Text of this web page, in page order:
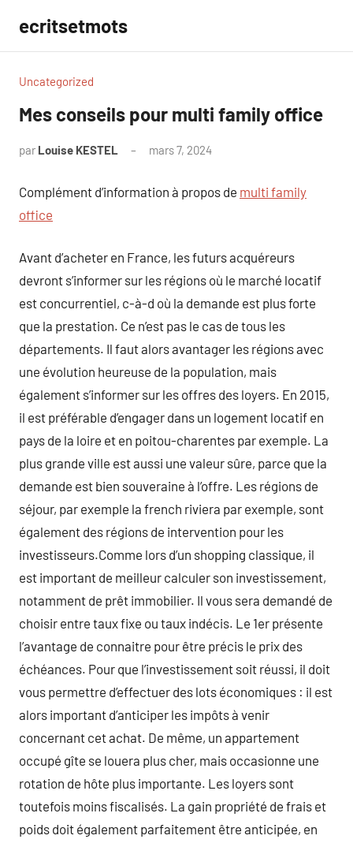
contenu
ecritsetmots
Uncategorized
Mes conseils pour multi family office
par Louise KESTEL mars 7, 2024
Complément d’information à propos de multi family
office
Avant d’acheter en France, les futurs acquéreurs
devront s’informer sur les régions où le marché locatif
est concurrentiel, c-à-d où la demande est plus forte
que la prestation. Ce n’est pas le cas de tous les
départements. Il faut alors avantager les régions avec
une évolution heureuse de la population, mais
également s’informer sur les offres des loyers. En 2015,
il est préférable d’engager dans un logement locatif en
pays de la loire et en poitou-charentes par exemple. La
plus grande ville est aussi une valeur sûre, parce que la
demande est bien souveraine à l’offre. Les régions de
séjour, par exemple la french riviera par exemple, sont
également des régions de intervention pour les
investisseurs.Comme lors d’un shopping classique, il
est important de meilleur calculer son investissement,
notamment de prêt immobilier. Il vous sera demandé de
choisir entre taux fixe ou taux indécis. Le 1er présente
l’avantage de connaitre pour être précis le prix des
échéances. Pour que l’investissement soit réussi, il doit
vous permettre d’effectuer des lots économiques : il est
alors important d’anticiper les impôts à venir
concernant cet achat. De même, un appartement
occupé gîte se louera plus cher, mais occasionne une
rotation de hôte plus importante. Les loyers sont
toutefois moins fiscalisés. La gain propriété de frais et
poids doit également parfaitement être anticipée, en